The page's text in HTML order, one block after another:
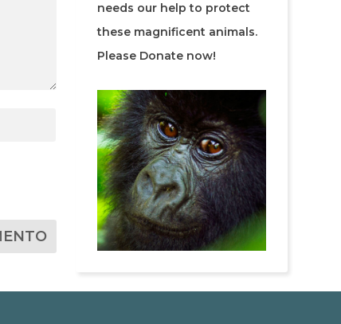
needs our help to protect
these magnificent animals.
Please Donate now!